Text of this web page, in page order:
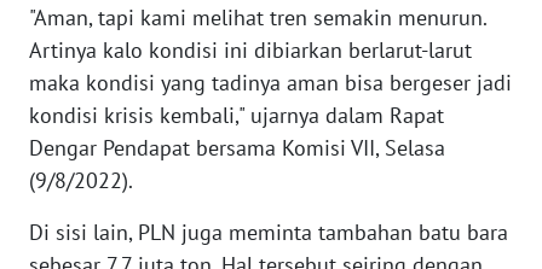
"Aman, tapi kami melihat tren semakin menurun.
Artinya kalo kondisi ini dibiarkan berlarut-larut
maka kondisi yang tadinya aman bisa bergeser jadi
kondisi krisis kembali," ujarnya dalam Rapat
Dengar Pendapat bersama Komisi VII, Selasa
(9/8/2022).
Di sisi lain, PLN juga meminta tambahan batu bara
WN
KEPRI
PAPUA
WN
PAPUA